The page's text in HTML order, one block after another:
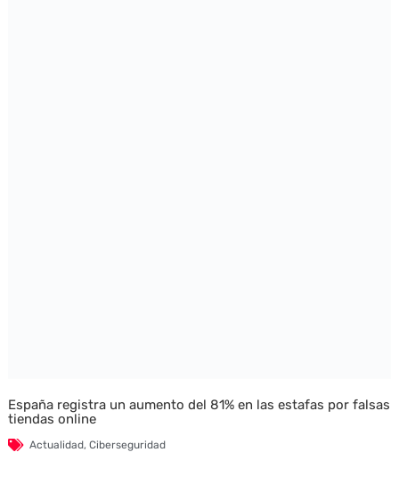
España registra un aumento del 81% en las estafas por falsas
tiendas online
Actualidad, Ciberseguridad